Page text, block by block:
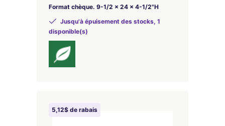
Format chèque. 9-1/2 x 24 x 4-1/2"H
Jusqu'à épuisement des stocks, 1
disponible(s)
5,12$ de rabais